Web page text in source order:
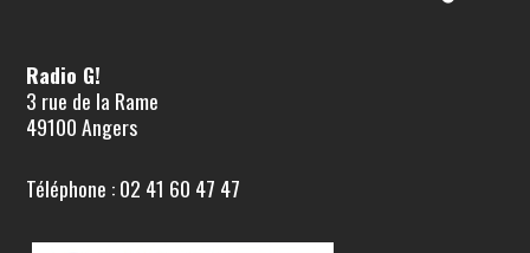
Radio G!
3 rue de la Rame
49100 Angers
Téléphone : 02 41 60 47 47